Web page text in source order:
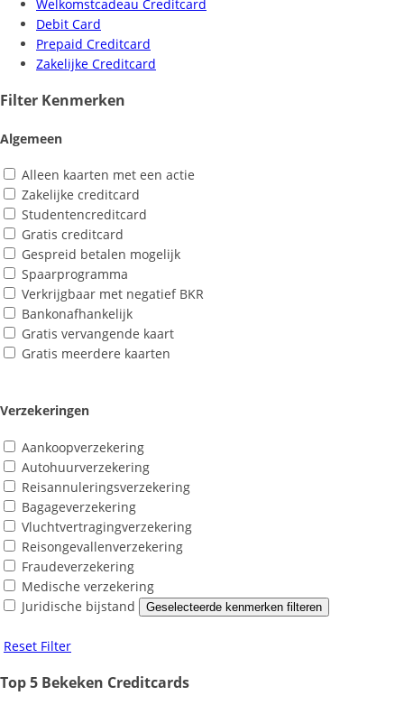
Welkomstcadeau Creditcard
Debit Card
Prepaid Creditcard
Zakelijke Creditcard
Filter Kenmerken
Algemeen
Alleen kaarten met een actie
Zakelijke creditcard
Studentencreditcard
Gratis creditcard
Gespreid betalen mogelijk
Spaarprogramma
Verkrijgbaar met negatief BKR
Bankonafhankelijk
Gratis vervangende kaart
Gratis meerdere kaarten
Verzekeringen
Aankoopverzekering
Autohuurverzekering
Reisannuleringsverzekering
Bagageverzekering
Vluchtvertragingverzekering
Reisongevallenverzekering
Fraudeverzekering
Medische verzekering
Juridische bijstand
Geselecteerde kenmerken filteren
Reset Filter
Top 5 Bekeken Creditcards